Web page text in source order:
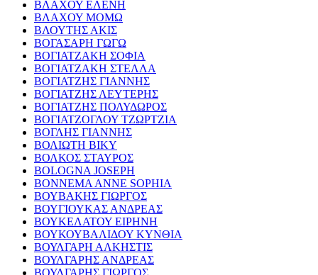
ΒΛΑΧΟΥ ΕΛΕΝΗ
ΒΛΑΧΟΥ ΜΟΜΩ
ΒΛΟΥΤΗΣ ΑΚΙΣ
ΒΟΓΑΣΑΡΗ ΓΩΓΩ
ΒΟΓΙΑΤΖΑΚΗ ΣΟΦΙΑ
ΒΟΓΙΑΤΖΑΚΗ ΣΤΕΛΛΑ
ΒΟΓΙΑΤΖΗΣ ΓΙΑΝΝΗΣ
ΒΟΓΙΑΤΖΗΣ ΛΕΥΤΕΡΗΣ
ΒΟΓΙΑΤΖΗΣ ΠΟΛΥΔΩΡΟΣ
ΒΟΓΙΑΤΖΟΓΛΟΥ ΤΖΩΡΤΖΙΑ
ΒΟΓΛΗΣ ΓΙΑΝΝΗΣ
ΒΟΛΙΩΤΗ ΒΙΚΥ
ΒΟΛΚΟΣ ΣΤΑΥΡΟΣ
BOLOGNA JOSEPH
BONNEMA ANNE SOPHIA
ΒΟΥΒΑΚΗΣ ΓΙΩΡΓΟΣ
ΒΟΥΓΙΟΥΚΑΣ ΑΝΔΡΕΑΣ
ΒΟΥΚΕΛΑΤΟΥ ΕΙΡΗΝΗ
ΒΟΥΚΟΥΒΑΛΙΔΟΥ ΚΥΝΘΙΑ
ΒΟΥΛΓΑΡΗ ΑΛΚΗΣΤΙΣ
ΒΟΥΛΓΑΡΗΣ ΑΝΔΡΕΑΣ